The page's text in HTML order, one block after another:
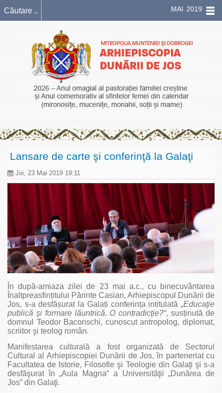
MAI 2019
Lansare de carte şi conferinţă la Galaţi
Joi, 23 Mai 2019 19:11
În după-amiaza zilei de 23 mai a.c., cu binecuvântarea
Înaltpreasfințitului Părinte Casian, Arhiepiscopul Dunării de
Jos, s-a desfășurat la Galați conferința intitulată „Educaţie
publică şi formare lăuntrică. O contradicţie?“, susținută de
domnul Teodor Baconschi, cunoscut antropolog, diplomat,
scriitor şi teolog român.
Manifestarea culturală a fost organizată de Sectorul
Cultural al Arhiepiscopiei Dunării de Jos, în parteneriat cu
Facultatea de Istorie, Filosofie şi Teologie din Galaţi şi s-a
desfăşurat în „Aula Magna“ a Universităţii „Dunărea de
Jos” din Galaţi.